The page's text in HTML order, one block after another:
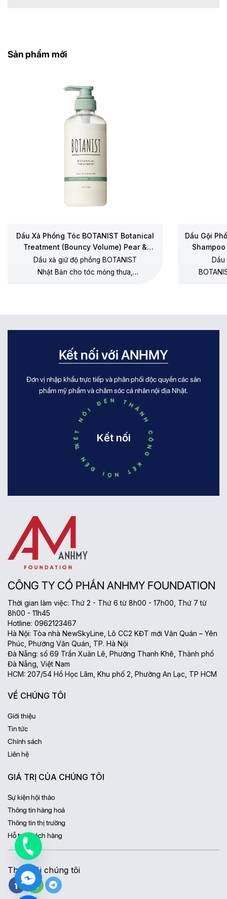
Sản phẩm mới
Dầu Xả Phồng Tóc BOTANIST Botanical
Treatment (Bouncy Volume) Pear &
Chamomile
Dầu xả giữ độ phồng BOTANIST
Nhật Bản cho tóc mỏng thưa,
Dầu Gội
Kết nối với ANHMY
Đơn vị nhập khẩu trực tiếp và phân phối độc quyền các sản
phẩm mỹ phẩm và chăm sóc cá nhân nội địa Nhật.
KẾT NỐI ĐẾN THÀNH CÔNG KẾT NỐI ĐẾN THÀNH CÔNG
Kết nối
CÔNG TY CỔ PHẦN ANHMY FOUNDATION
Thời gian làm việc: Thứ 2 - Thứ 6 từ 8h00 - 17h00, Thứ 7 từ
8h00 - 11h45
Hotline: 0962123467
Hà Nội: Tòa nhà NewSkyLine, Lô CC2 KĐT mới Văn Quán – Yên
Phúc, Phường Văn Quán, TP. Hà Nội
Đà Nẵng: số 69 Trần Xuân Lê, Phường Thanh Khê, Thành phố
Đà Nẵng, Việt Nam
HCM: 207/54 Hồ Học Lãm, Khu phố 2, Phường An Lạc, TP HCM
VỀ CHÚNG TÔI
Giới thiệu
Tin tức
Chính sách
Liên hệ
GIÁ TRỊ CỦA CHÚNG TÔI
Sự kiện hội thảo
Thông tin hàng hoá
Thông tin thị trường
Hỗ trợ khách hàng
Theo dõi chúng tôi